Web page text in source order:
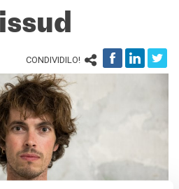
avec le
DELF-
TEST
CONDIVIDILO!